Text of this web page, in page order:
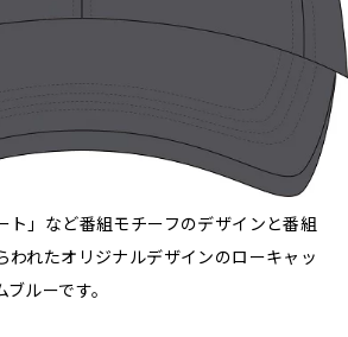
ト」など番組モチーフのデザインと番組
われたオリジナルデザインのローキャッ
ルーです。